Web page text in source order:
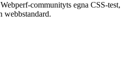
communityts egna CSS-test,
webbstandard.